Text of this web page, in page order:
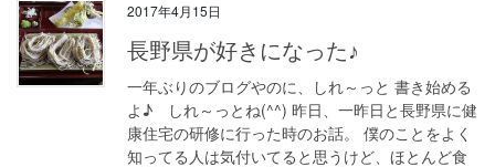
2017年4月15日
長野県が好きになった♪
一年ぶりのブログやのに、しれ～っと 書き始める
よ♪ しれ～っとね(^^) 昨日、一昨日と長野県に健
康住宅の研修に行った時のお話。 僕のことをよく
知ってる人は気付いてると思うけど、ほとんど食